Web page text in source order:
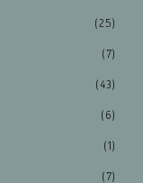
(25)
(7)
(43)
(6)
(1)
(7)